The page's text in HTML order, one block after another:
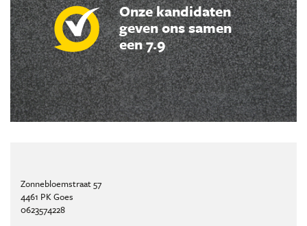
Onze kandidaten
geven ons samen
een 7.9
Zonnebloemstraat 57
4461 PK Goes
0623574228